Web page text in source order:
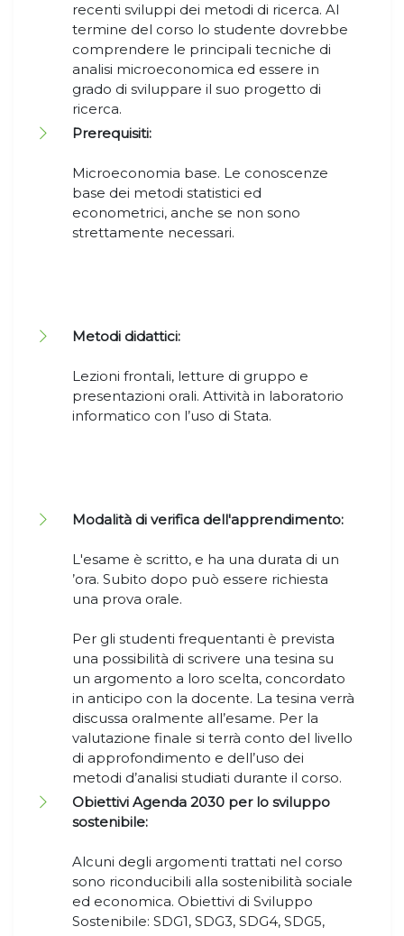
recenti sviluppi dei metodi di ricerca. Al
termine del corso lo studente dovrebbe
comprendere le principali tecniche di
analisi microeconomica ed essere in
grado di sviluppare il suo progetto di
ricerca.
Prerequisiti:
Microeconomia base. Le conoscenze
base dei metodi statistici ed
econometrici, anche se non sono
strettamente necessari.
Metodi didattici:
Lezioni frontali, letture di gruppo e
presentazioni orali. Attività in laboratorio
informatico con l’uso di Stata.
Modalità di verifica dell'apprendimento:
L'esame è scritto, e ha una durata di un
’ora. Subito dopo può essere richiesta
una prova orale.
Per gli studenti frequentanti è prevista
una possibilità di scrivere una tesina su
un argomento a loro scelta, concordato
in anticipo con la docente. La tesina verrà
discussa oralmente all’esame. Per la
valutazione finale si terrà conto del livello
di approfondimento e dell’uso dei
metodi d’analisi studiati durante il corso.
Obiettivi Agenda 2030 per lo sviluppo
sostenibile:
Alcuni degli argomenti trattati nel corso
sono riconducibili alla sostenibilità sociale
ed economica. Obiettivi di Sviluppo
Sostenibile: SDG1, SDG3, SDG4, SDG5,